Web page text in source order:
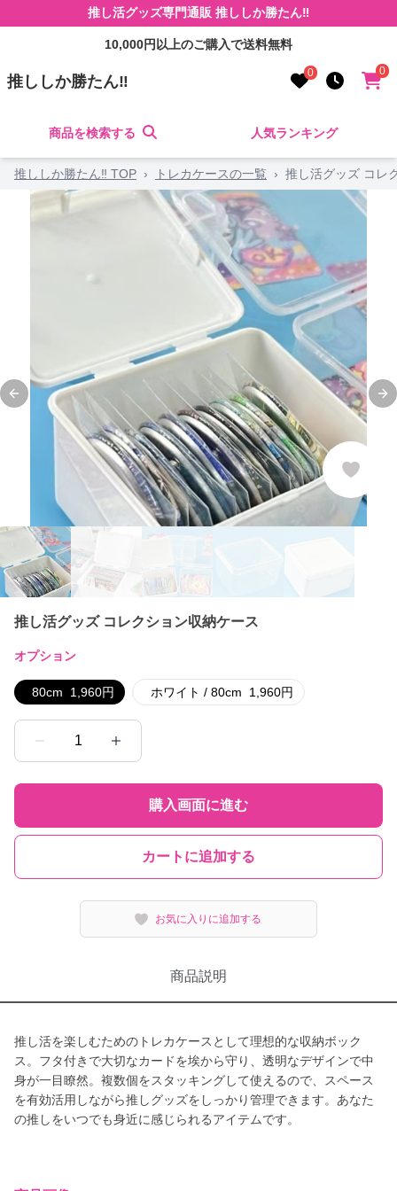
推し活グッズ専門通販 推ししか勝たん‼
10,000円以上のご購入で送料無料
推ししか勝たん‼ 0 0
商品を検索する 人気ランキング
推ししか勝たん‼ TOP › トレカケースの一覧 › 推し活グッズ コレ
Previous slide
推し活グッズ コレクション収納ケース
オプション
80cm 1,960円 ホワイト / 80cm 1,960円
1
購入画面に進む
カートに追加する
お気に入りに追加する
商品説明
推し活を楽しむためのトレカケースとして理想的な収納ボック
ス。フタ付きで大切なカードを埃から守り、透明なデザインで中
身が一目瞭然。複数個をスタッキングして使えるので、スペース
を有効活用しながら推しグッズをしっかり管理できます。あなた
の推しをいつでも身近に感じられるアイテムです。